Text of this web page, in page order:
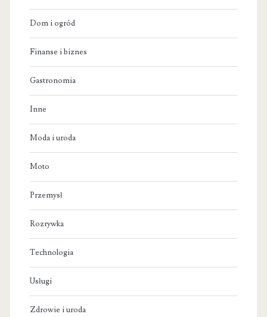
Dom i ogród
Finanse i biznes
Gastronomia
Inne
Moda i uroda
Moto
Przemysł
Rozrywka
Technologia
Usługi
Zdrowie i uroda